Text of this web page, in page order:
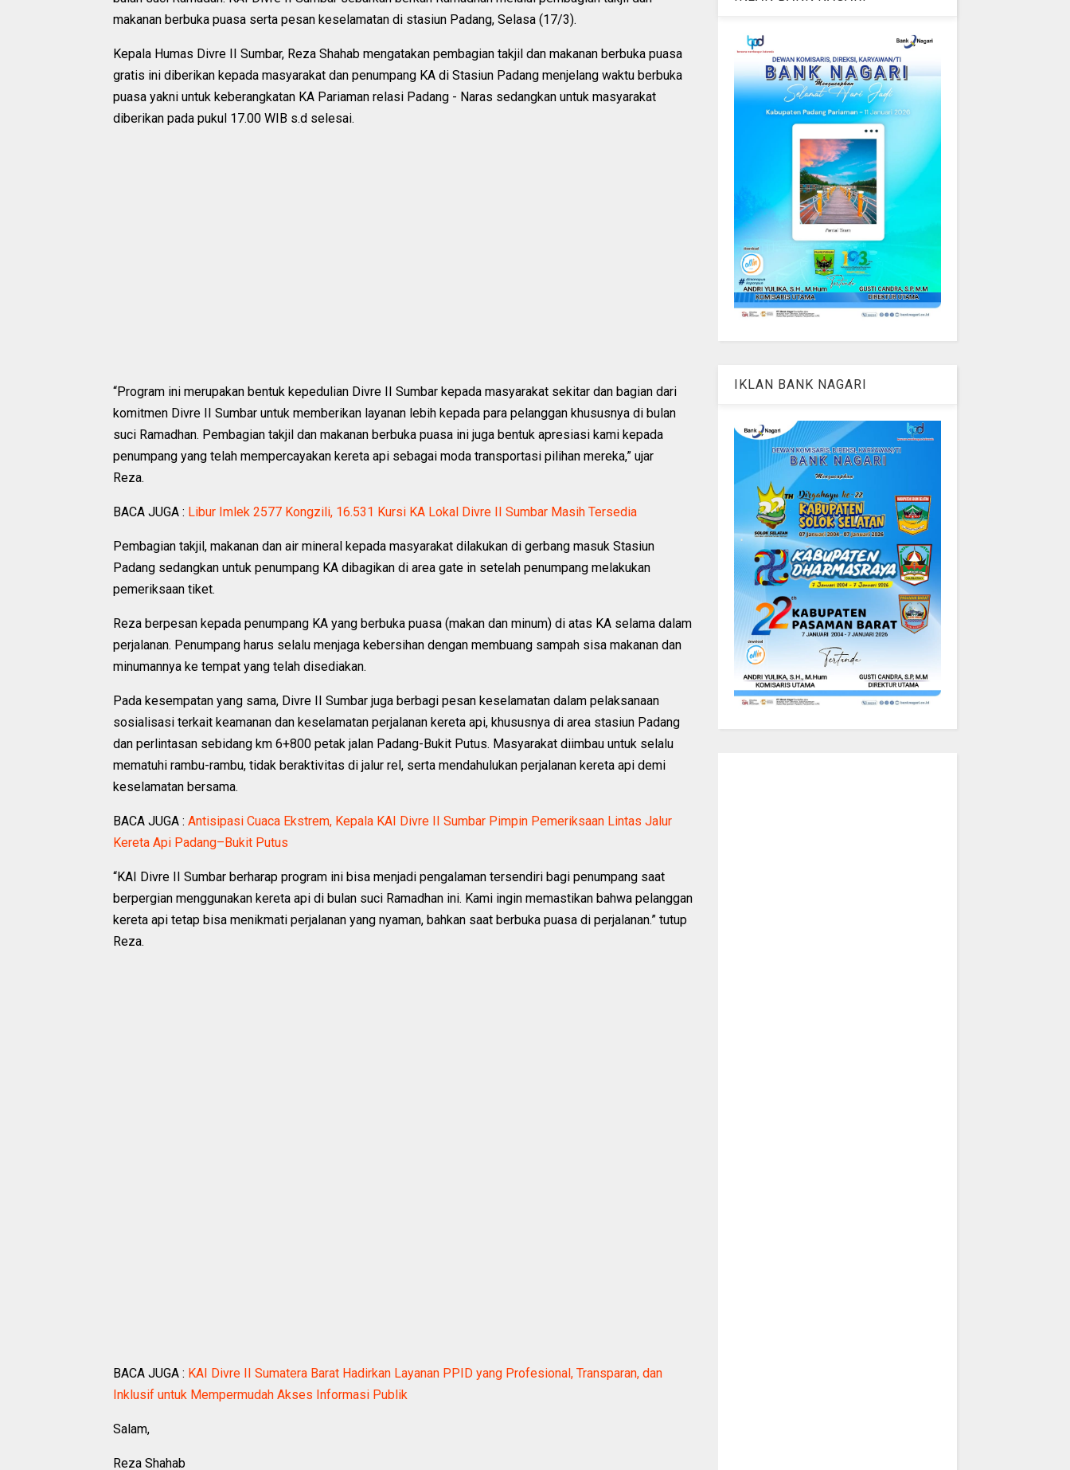
makanan berbuka puasa serta pesan keselamatan di stasiun Padang, Selasa (17/3).
Kepala Humas Divre II Sumbar, Reza Shahab mengatakan pembagian takjil dan makanan berbuka puasa
gratis ini diberikan kepada masyarakat dan penumpang KA di Stasiun Padang menjelang waktu berbuka
puasa yakni untuk keberangkatan KA Pariaman relasi Padang - Naras sedangkan untuk masyarakat
diberikan pada pukul 17.00 WIB s.d selesai.
“Program ini merupakan bentuk kepedulian Divre II Sumbar kepada masyarakat sekitar dan bagian dari
komitmen Divre II Sumbar untuk memberikan layanan lebih kepada para pelanggan khususnya di bulan
suci Ramadhan. Pembagian takjil dan makanan berbuka puasa ini juga bentuk apresiasi kami kepada
penumpang yang telah mempercayakan kereta api sebagai moda transportasi pilihan mereka,” ujar
Reza.
BACA JUGA : Libur Imlek 2577 Kongzili, 16.531 Kursi KA Lokal Divre II Sumbar Masih Tersedia
Pembagian takjil, makanan dan air mineral kepada masyarakat dilakukan di gerbang masuk Stasiun
Padang sedangkan untuk penumpang KA dibagikan di area gate in setelah penumpang melakukan
pemeriksaan tiket.
Reza berpesan kepada penumpang KA yang berbuka puasa (makan dan minum) di atas KA selama dalam
perjalanan. Penumpang harus selalu menjaga kebersihan dengan membuang sampah sisa makanan dan
minumannya ke tempat yang telah disediakan.
Pada kesempatan yang sama, Divre II Sumbar juga berbagi pesan keselamatan dalam pelaksanaan
sosialisasi terkait keamanan dan keselamatan perjalanan kereta api, khususnya di area stasiun Padang
dan perlintasan sebidang km 6+800 petak jalan Padang-Bukit Putus. Masyarakat diimbau untuk selalu
mematuhi rambu-rambu, tidak beraktivitas di jalur rel, serta mendahulukan perjalanan kereta api demi
keselamatan bersama.
BACA JUGA : Antisipasi Cuaca Ekstrem, Kepala KAI Divre II Sumbar Pimpin Pemeriksaan Lintas Jalur
Kereta Api Padang–Bukit Putus
“KAI Divre II Sumbar berharap program ini bisa menjadi pengalaman tersendiri bagi penumpang saat
berpergian menggunakan kereta api di bulan suci Ramadhan ini. Kami ingin memastikan bahwa pelanggan
kereta api tetap bisa menikmati perjalanan yang nyaman, bahkan saat berbuka puasa di perjalanan.” tutup
Reza.
BACA JUGA : KAI Divre II Sumatera Barat Hadirkan Layanan PPID yang Profesional, Transparan, dan
Inklusif untuk Mempermudah Akses Informasi Publik
Salam,
Reza Shahab
IKLAN BANK NAGARI